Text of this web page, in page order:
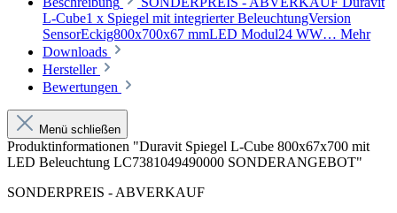
L-Cube1 x Spiegel mit integrierter BeleuchtungVersion
SensorEckig800x700x67 mmLED Modul24 WW… Mehr
Downloads
Hersteller
Bewertungen
Menü schließen
Produktinformationen "Duravit Spiegel L-Cube 800x67x700 mit
LED Beleuchtung LC7381049490000 SONDERANGEBOT"
SONDERPREIS - ABVERKAUF